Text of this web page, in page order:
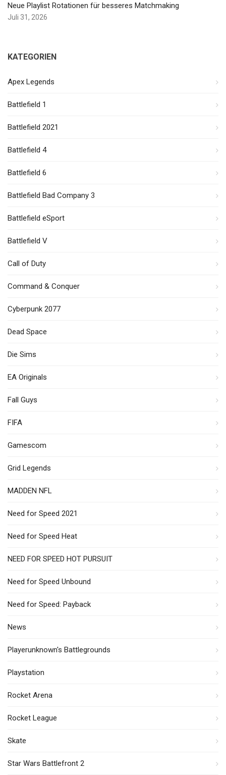
Neue Playlist Rotationen für besseres Matchmaking
Juli 31, 2026
KATEGORIEN
Apex Legends
Battlefield 1
Battlefield 2021
Battlefield 4
Battlefield 6
Battlefield Bad Company 3
Battlefield eSport
Battlefield V
Call of Duty
Command & Conquer
Cyberpunk 2077
Dead Space
Die Sims
EA Originals
Fall Guys
FIFA
Gamescom
Grid Legends
MADDEN NFL
Need for Speed 2021
Need for Speed Heat
NEED FOR SPEED HOT PURSUIT
Need for Speed Unbound
Need for Speed: Payback
News
Playerunknown's Battlegrounds
Playstation
Rocket Arena
Rocket League
Skate
Star Wars Battlefront 2